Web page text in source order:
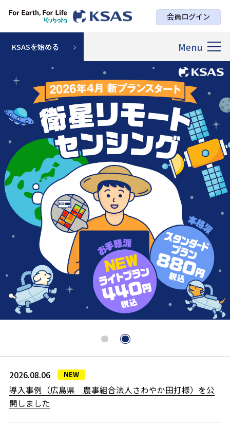
会員ログイン
Menu
KSASを始める
2026.08.06 NEW
導入事例（広島県 農事組合法人さわやか田打様）を公
開しました